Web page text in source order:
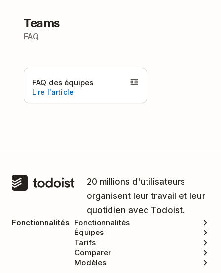
Teams
FAQ
FAQ des équipes
Lire l'article
20 millions d'utilisateurs
organisent leur travail et leur
quotidien avec Todoist.
Fonctionnalités
Fonctionnalités
Équipes
Tarifs
Comparer
Modèles